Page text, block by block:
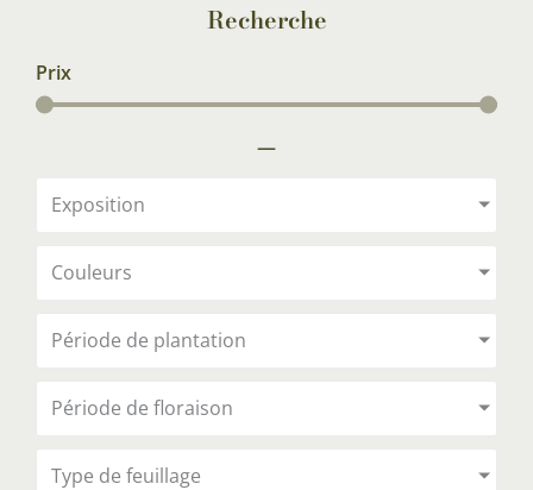
Recherche
Prix
—
Exposition
Couleurs
Période de plantation
Période de floraison
Type de feuillage